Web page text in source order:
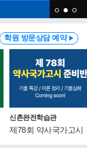
학원 방문상담 예약
신촌완전학습관
제78회 약사국가고시